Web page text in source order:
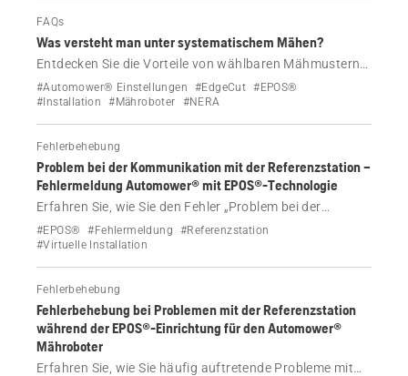
Navigationsleistung aufrechtzuerhalten.
FAQs
Was versteht man unter systematischem Mähen?
Entdecken Sie die Vorteile von wählbaren Mähmustern
mit Automower® und CEORA Modellen, die mit
kabelloser EPOS®-Technologie ausgestattet sind.
über eine Streifenoptik auf Ihrem Rasen.
#Automower® Einstellungen #EdgeCut #EPOS®
#Installation
#Mähroboter #NERA
Fehlerbehebung
Problem bei der Kommunikation mit der Referenzstation –
Fehlermeldung Automower® mit EPOS®-Technologie
Erfahren Sie, wie Sie den Fehler „Problem bei der
Kommunikation mit der Referenzstation“ bei
Automower® mit EPOS®-Technologie beheben können.
Funksignal, Stromausfälle und Störungen zu beheben.
#EPOS® #Fehlermeldung
#Referenzstation
#Virtuelle Installation
Fehlerbehebung
Fehlerbehebung bei Problemen mit der Referenzstation
während der EPOS®-Einrichtung für den Automower®
Mähroboter
Erfahren Sie, wie Sie häufig auftretende Probleme mit